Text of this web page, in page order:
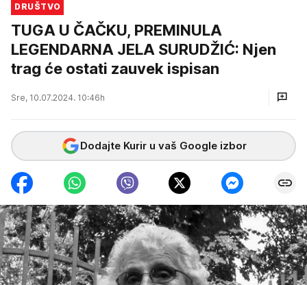
DRUŠTVO
TUGA U ČAČKU, PREMINULA
LEGENDARNA JELA SURUDŽIĆ: Njen
trag će ostati zauvek ispisan
Sre, 10.07.2024. 10:46h
Dodajte Kurir u vaš Google izbor